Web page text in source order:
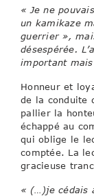
« Je ne
un kamikaze
guerrier »,
désespérée.
important
Honneur et
de la conduite
pallier la
échappé au
qui oblige le
comptée. La
gracieuse
« (…)je cédais